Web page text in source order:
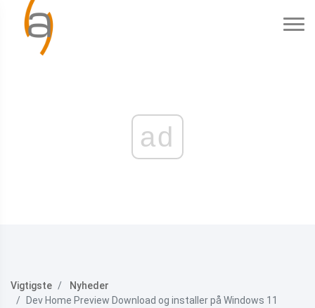
ad
Vigtigste
Nyheder
Dev Home Preview Download og installer på Windows 11